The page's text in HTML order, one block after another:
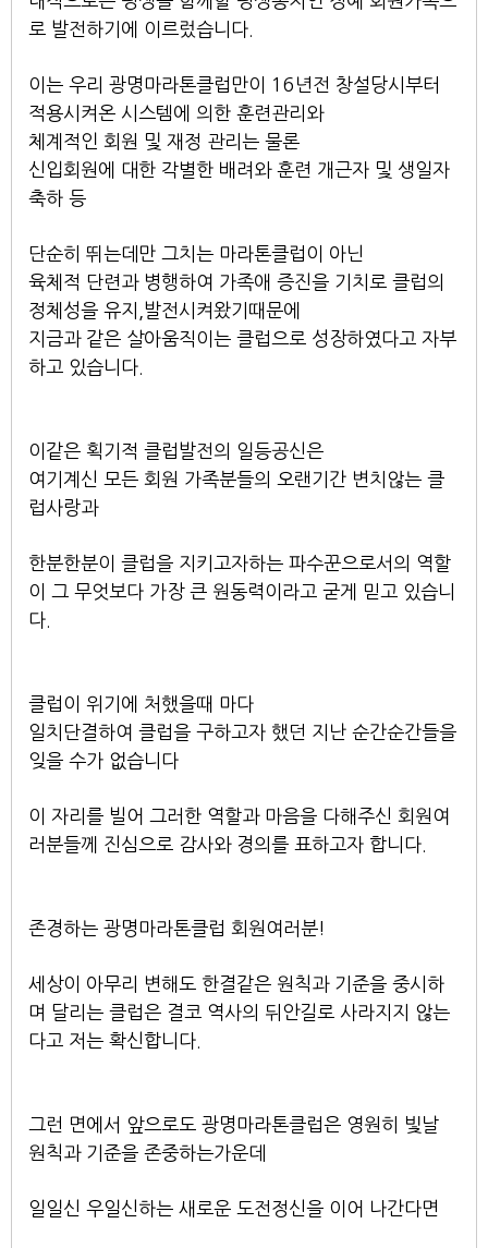
로 발전하기에 이르렀습니다.
이는 우리 광명마라톤클럽만이 16년전 창설당시부터
적용시켜온 시스템에 의한 훈련관리와
체계적인 회원 및 재정 관리는 물론
신입회원에 대한 각별한 배려와 훈련 개근자 및 생일자
축하 등
단순히 뛰는데만 그치는 마라톤클럽이 아닌
육체적 단련과 병행하여 가족애 증진을 기치로 클럽의
정체성을 유지,발전시켜왔기때문에
지금과 같은 살아움직이는 클럽으로 성장하였다고 자부
하고 있습니다.
이같은 획기적 클럽발전의 일등공신은
여기계신 모든 회원 가족분들의 오랜기간 변치않는 클
럽사랑과
한분한분이 클럽을 지키고자하는 파수꾼으로서의 역할
이 그 무엇보다 가장 큰 원동력이라고 굳게 믿고 있습니
다.
클럽이 위기에 처했을때 마다
일치단결하여 클럽을 구하고자 했던 지난 순간순간들을
잊을 수가 없습니다
이 자리를 빌어 그러한 역할과 마음을 다해주신 회원여
러분들께 진심으로 감사와 경의를 표하고자 합니다.
존경하는 광명마라톤클럽 회원여러분!
세상이 아무리 변해도 한결같은 원칙과 기준을 중시하
며 달리는 클럽은 결코 역사의 뒤안길로 사라지지 않는
다고 저는 확신합니다.
그런 면에서 앞으로도 광명마라톤클럽은 영원히 빛날
원칙과 기준을 존중하는가운데
일일신 우일신하는 새로운 도전정신을 이어 나간다면